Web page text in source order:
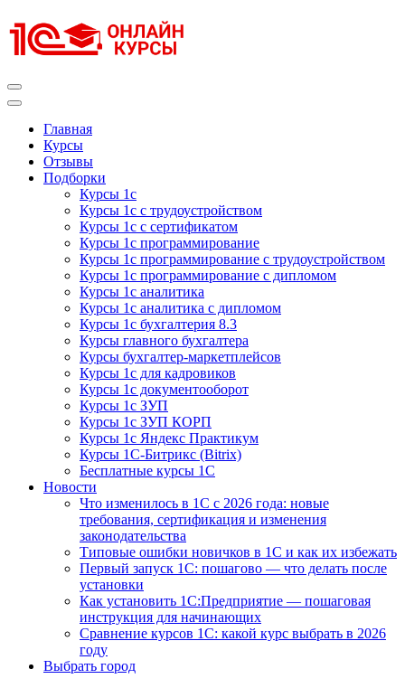
к
содержимому
Главная
Курсы
Отзывы
Подборки
Курсы 1с
Курсы 1с с трудоустройством
Курсы 1с с сертификатом
Курсы 1с программирование
Курсы 1с программирование с трудоустройством
Курсы 1с программирование с дипломом
Курсы 1с аналитика
Курсы 1с аналитика с дипломом
Курсы 1с бухгалтерия 8.3
Курсы главного бухгалтера
Курсы бухгалтер-маркетплейсов
Курсы 1с для кадровиков
Курсы 1с документооборот
Курсы 1с ЗУП
Курсы 1с ЗУП КОРП
Курсы 1с Яндекс Практикум
Курсы 1С-Битрикс (Bitrix)
Бесплатные курсы 1С
Новости
Что изменилось в 1С с 2026 года: новые
требования, сертификация и изменения
законодательства
Типовые ошибки новичков в 1С и как их избежать
Первый запуск 1С: пошагово — что делать после
установки
Как установить 1С:Предприятие — пошаговая
инструкция для начинающих
Сравнение курсов 1С: какой курс выбрать в 2026
году
Выбрать город